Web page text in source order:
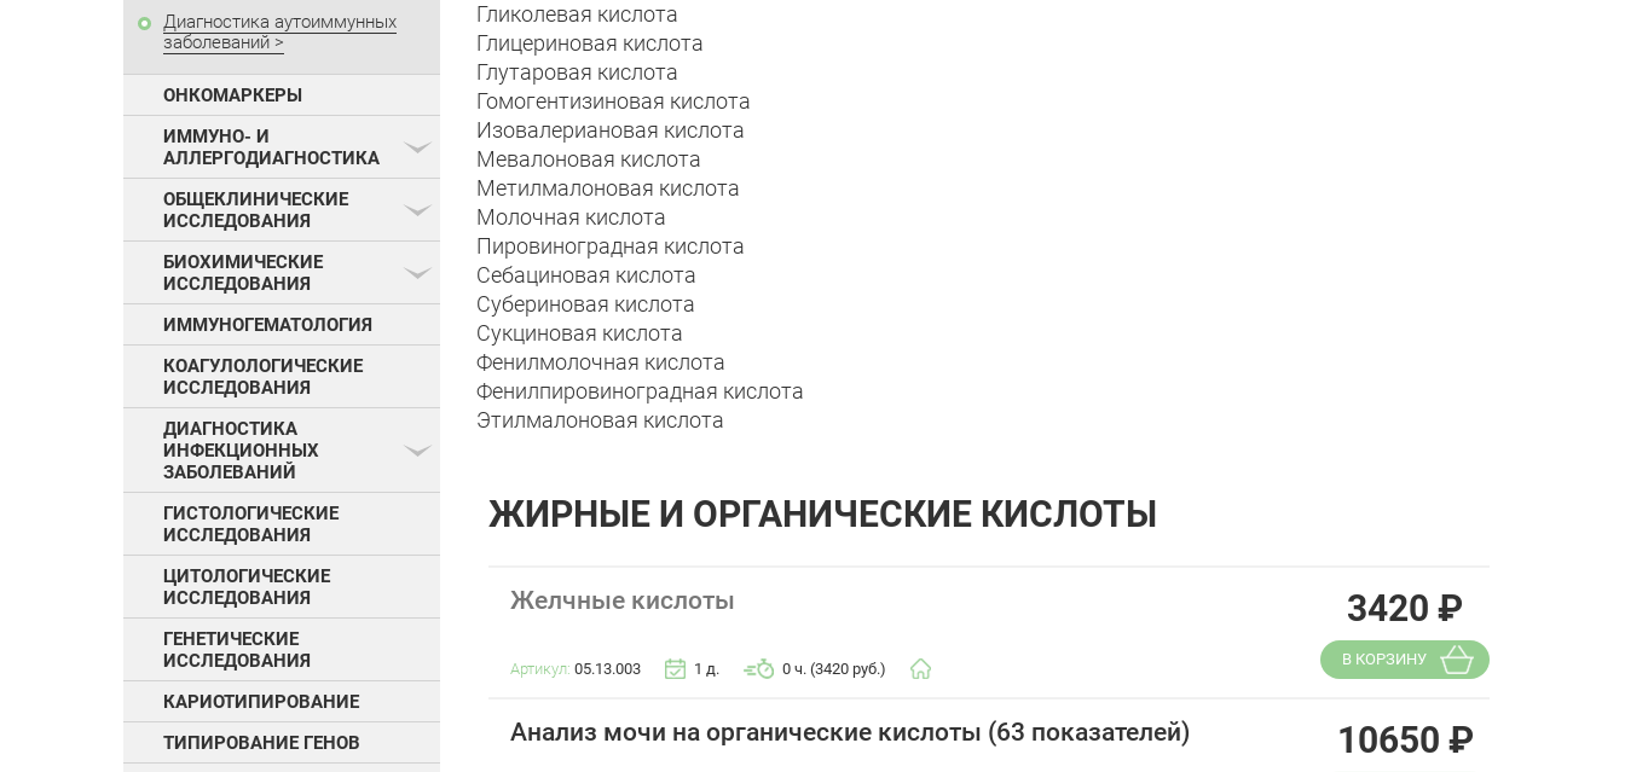
Диагностика аутоиммунных
заболеваний
ОНКОМАРКЕРЫ
ИММУНО- И
АЛЛЕРГОДИАГНОСТИКА
ОБЩЕКЛИНИЧЕСКИЕ
ИССЛЕДОВАНИЯ
БИОХИМИЧЕСКИЕ
ИССЛЕДОВАНИЯ
ИММУНОГЕМАТОЛОГИЯ
КОАГУЛОЛОГИЧЕСКИЕ
ИССЛЕДОВАНИЯ
ДИАГНОСТИКА
ИНФЕКЦИОННЫХ
ЗАБОЛЕВАНИЙ
ГИСТОЛОГИЧЕСКИЕ
ИССЛЕДОВАНИЯ
ЦИТОЛОГИЧЕСКИЕ
ИССЛЕДОВАНИЯ
ГЕНЕТИЧЕСКИЕ
ИССЛЕДОВАНИЯ
КАРИОТИПИРОВАНИЕ
ТИПИРОВАНИЕ ГЕНОВ
Гликолевая кислота
Глицериновая кислота
Глутаровая кислота
Гомогентизиновая кислота
Изовалериановая кислота
Мевалоновая кислота
Метилмалоновая кислота
Молочная кислота
Пировиноградная кислота
Себациновая кислота
Субериновая кислота
Сукциновая кислота
Фенилмолочная кислота
Фенилпировиноградная кислота
Этилмалоновая кислота
ЖИРНЫЕ И ОРГАНИЧЕСКИЕ КИСЛОТЫ
Желчные кислоты
Артикул: 05.13.003 1 д. 0 ч. (3420 руб.)
3420 ₽
В КОРЗИНУ
Анализ мочи на органические кислоты (63 показателей) 10650 ₽